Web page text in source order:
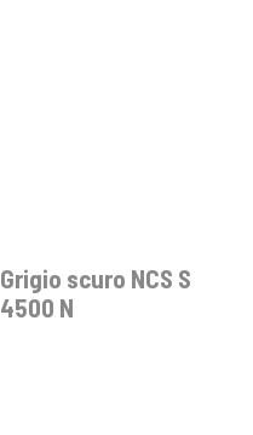
Grigio scuro NCS S
4500 N